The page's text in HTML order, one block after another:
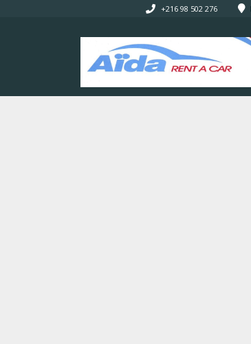
+216 98 502 276